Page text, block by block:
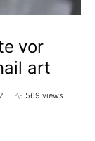
vor
art
569 views